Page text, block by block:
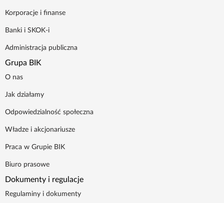
Korporacje i finanse
Banki i SKOK-i
Administracja publiczna
Grupa BIK
O nas
Jak działamy
Odpowiedzialność społeczna
Władze i akcjonariusze
Praca w Grupie BIK
Biuro prasowe
Dokumenty i regulacje
Regulaminy i dokumenty